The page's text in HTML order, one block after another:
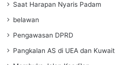
Saat Harapan Nyaris Padam
belawan
Pengawasan DPRD
Pangkalan AS di UEA dan Kuwait